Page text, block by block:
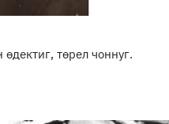
төрел чоннуг.